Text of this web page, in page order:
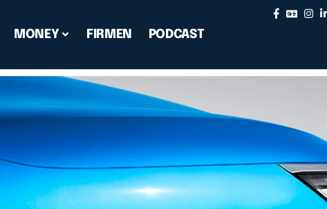
MONEY FIRMEN PODCAST